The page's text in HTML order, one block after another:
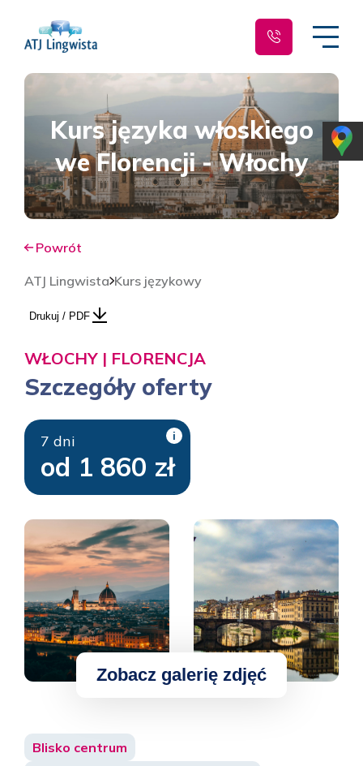
Kurs języka włoskiego
we Florencji - Włochy
Powrót
ATJ Lingwista Kurs językowy
Drukuj / PDF
WŁOCHY | FLORENCJA
Szczegóły oferty
7 dni
od 1 860 zł
i
Blisko centrum